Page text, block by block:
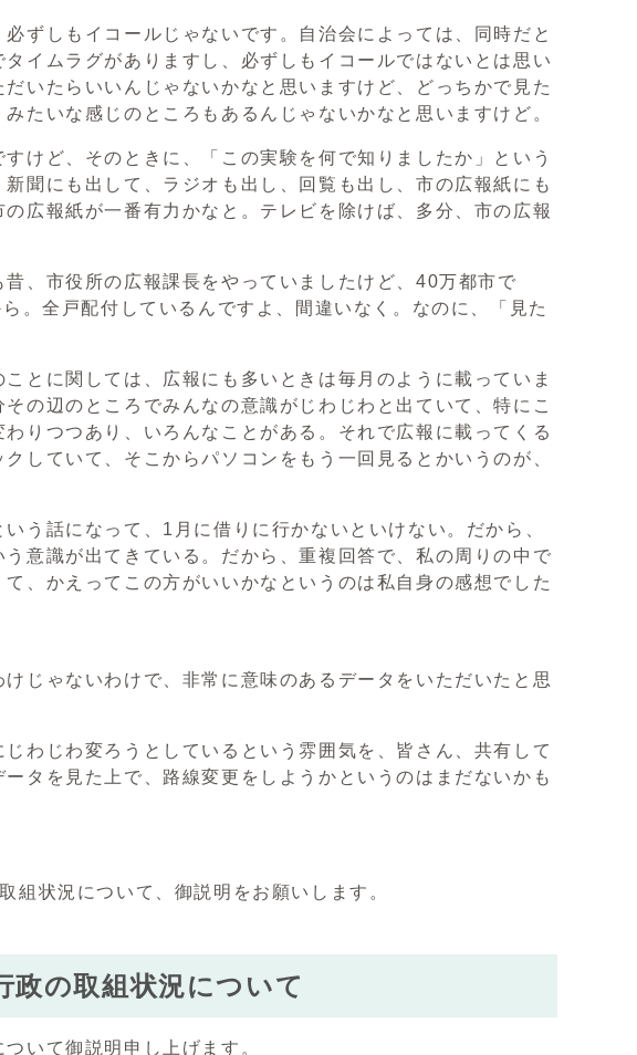
ずしもイコールじゃないです。自治会によっては、同時だと
イムラグがありますし、必ずしもイコールではないとは思い
いたらいいんじゃないかなと思いますけど、どっちかで見た
たいな感じのところもあるんじゃないかなと思いますけど。
けど、そのときに、「この実験を何で知りましたか」という
聞にも出して、ラジオも出し、回覧も出し、市の広報紙にも
広報紙が一番有力かなと。テレビを除けば、多分、市の広報
、市役所の広報課長をやっていましたけど、40万都市で
。全戸配付しているんですよ、間違いなく。なのに、「見た
とに関しては、広報にも多いときは毎月のように載っていま
の辺のところでみんなの意識がじわじわと出ていて、特にこ
りつつあり、いろんなことがある。それで広報に載ってくる
していて、そこからパソコンをもう一回見るとかいうのが、
う話になって、1月に借りに行かないといけない。だから、
意識が出てきている。だから、重複回答で、私の周りの中で
、かえってこの方がいいかなというのは私自身の感想でした
じゃないわけで、非常に意味のあるデータをいただいたと思
わじわ変ろうとしているという雰囲気を、皆さん、共有して
タを見た上で、路線変更をしようかというのはまだないかも
組状況について、御説明をお願いします。
政の取組状況について
いて御説明申し上げます。